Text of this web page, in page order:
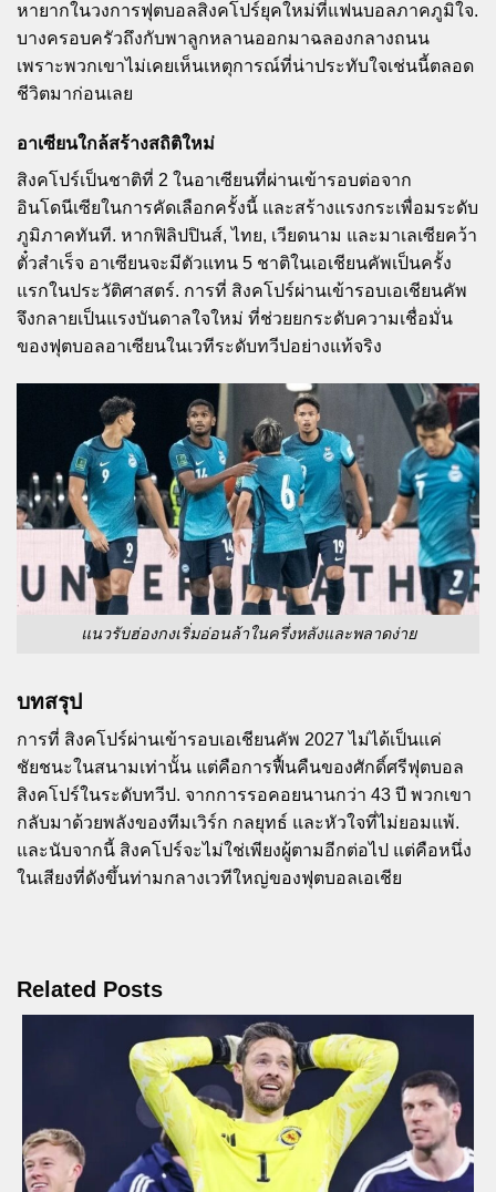
หายากในวงการฟุตบอลสิงคโปร์ยุคใหม่ที่แฟนบอลภาคภูมิใจ.
บางครอบครัวถึงกับพาลูกหลานออกมาฉลองกลางถนน
เพราะพวกเขาไม่เคยเห็นเหตุการณ์ที่น่าประทับใจเช่นนี้ตลอด
ชีวิตมาก่อนเลย
อาเซียนใกล้สร้างสถิติใหม่
สิงคโปร์เป็นชาติที่ 2 ในอาเซียนที่ผ่านเข้ารอบต่อจาก
อินโดนีเซียในการคัดเลือกครั้งนี้ และสร้างแรงกระเพื่อมระดับ
ภูมิภาคทันที. หากฟิลิปปินส์, ไทย, เวียดนาม และมาเลเซียคว้า
ตั๋วสำเร็จ อาเซียนจะมีตัวแทน 5 ชาติในเอเชียนคัพเป็นครั้ง
แรกในประวัติศาสตร์. การที่ สิงคโปร์ผ่านเข้ารอบเอเชียนคัพ
จึงกลายเป็นแรงบันดาลใจใหม่ ที่ช่วยยกระดับความเชื่อมั่น
ของฟุตบอลอาเซียนในเวทีระดับทวีปอย่างแท้จริง
แนวรับฮ่องกงเริ่มอ่อนล้าในครึ่งหลังและพลาดง่าย
บทสรุป
การที่ สิงคโปร์ผ่านเข้ารอบเอเชียนคัพ 2027 ไม่ได้เป็นแค่
ชัยชนะในสนามเท่านั้น แต่คือการฟื้นคืนของศักดิ์ศรีฟุตบอล
สิงคโปร์ในระดับทวีป. จากการรอคอยนานกว่า 43 ปี พวกเขา
กลับมาด้วยพลังของทีมเวิร์ก กลยุทธ์ และหัวใจที่ไม่ยอมแพ้.
และนับจากนี้ สิงคโปร์จะไม่ใช่เพียงผู้ตามอีกต่อไป แต่คือหนึ่ง
ในเสียงที่ดังขึ้นท่ามกลางเวทีใหญ่ของฟุตบอลเอเชีย
Related Posts